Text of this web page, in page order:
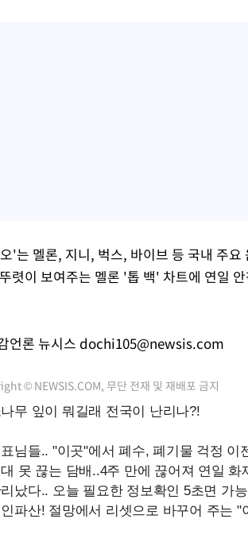
'는 멜론, 지니, 벅스, 바이브 등 국내 주
렷이 보여주는 멜론 '톱 백' 차트에 연일
언론 뉴시스 dochi105@newsis.com
© NEWSIS.COM, 무단 전재 및 재배포 금지